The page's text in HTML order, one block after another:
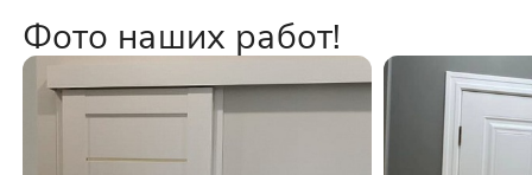
Фото наших работ!